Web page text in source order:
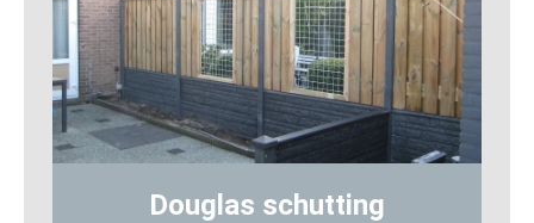
Hout-betonschutting